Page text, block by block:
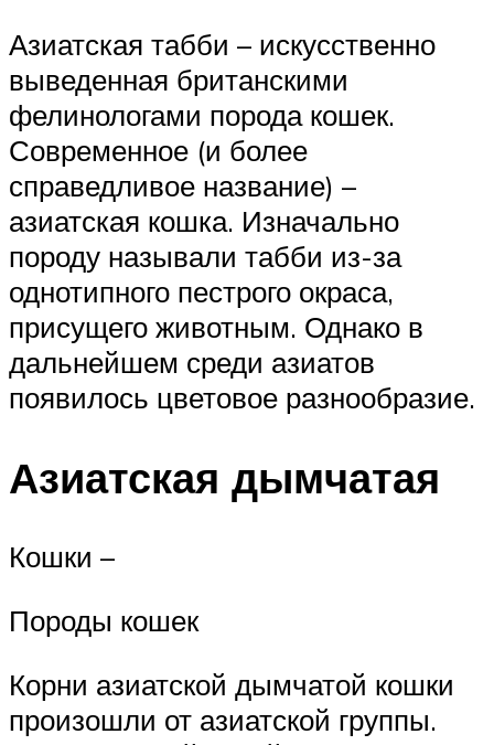
Азиатская табби – искусственно
выведенная британскими
фелинологами порода кошек.
Современное (и более
справедливое название) –
азиатская кошка. Изначально
породу называли табби из-за
однотипного пестрого окраса,
присущего животным. Однако в
дальнейшем среди азиатов
появилось цветовое разнообразие.
Азиатская дымчатая
Кошки –
Породы кошек
Корни азиатской дымчатой кошки
произошли от азиатской группы.